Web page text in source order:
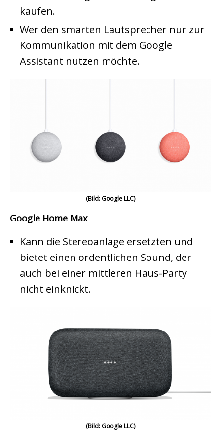
kaufen.
Wer den smarten Lautsprecher nur zur
Kommunikation mit dem Google
Assistant nutzen möchte.
(Bild: Google LLC)
Google Home Max
Kann die Stereoanlage ersetzten und
bietet einen ordentlichen Sound, der
auch bei einer mittleren Haus-Party
nicht einknickt.
(Bild: Google LLC)